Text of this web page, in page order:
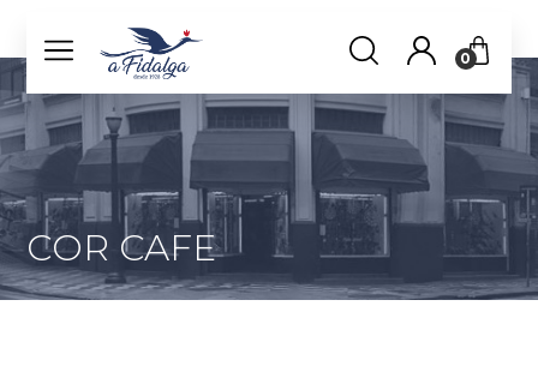
0
COR CAFE